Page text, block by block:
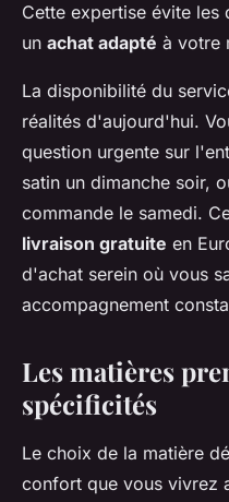
Cette expertise évite
un achat adapté à votre
La disponibilité du
réalités d'aujourd'hui.
question urgente sur
satin un dimanche soir,
commande le samedi.
livraison gratuite en
d'achat serein où vous
accompagnement
Les matières
spécificités
Le choix de la matière
confort que vous vivrez